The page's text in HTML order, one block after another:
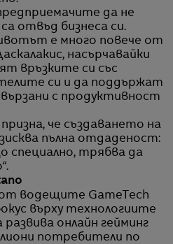
да не
отвъд бизнеса си.
е много повече от
насърчавайки
връзките си със
си и да поддържат
с продуктивност
че създаването на
пълна отдаденост:
специално, трябва да
от водещите GameTech
върху технологиите
онлайн гейминг
потребители по